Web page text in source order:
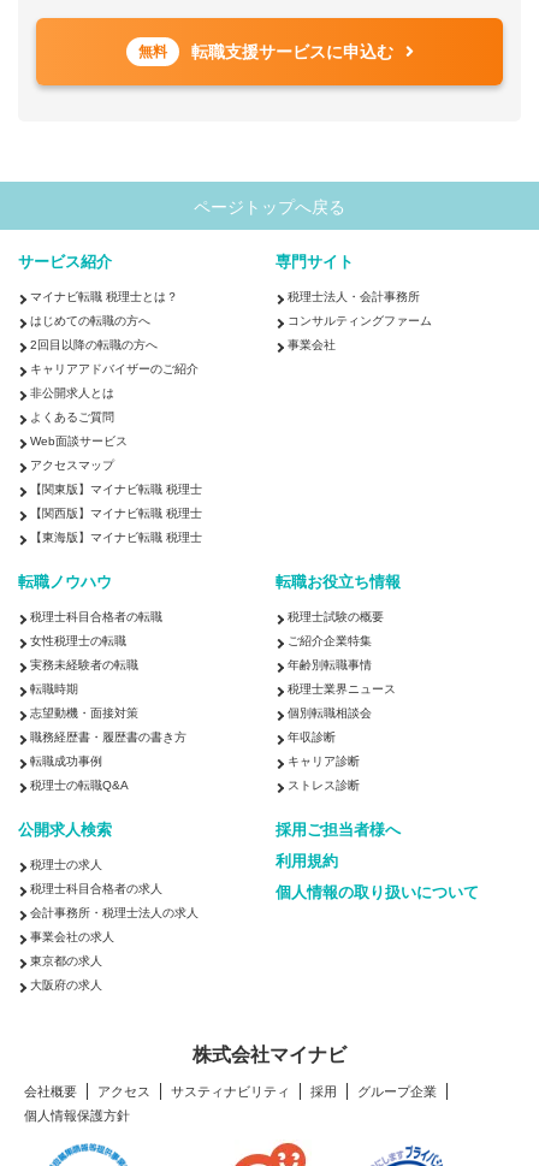
無料 転職支援サービスに申込む
ページトップへ戻る
サービス紹介
マイナビ転職 税理士とは？
はじめての転職の方へ
2回目以降の転職の方へ
キャリアアドバイザーのご紹介
非公開求人とは
よくあるご質問
Web面談サービス
アクセスマップ
【関東版】マイナビ転職 税理士
【関西版】マイナビ転職 税理士
【東海版】マイナビ転職 税理士
専門サイト
税理士法人・会計事務所
コンサルティングファーム
事業会社
転職ノウハウ
税理士科目合格者の転職
女性税理士の転職
実務未経験者の転職
転職時期
志望動機・面接対策
職務経歴書・履歴書の書き方
転職成功事例
税理士の転職Q&A
転職お役立ち情報
税理士試験の概要
ご紹介企業特集
年齢別転職事情
税理士業界ニュース
個別転職相談会
年収診断
キャリア診断
ストレス診断
公開求人検索
税理士の求人
税理士科目合格者の求人
会計事務所・税理士法人の求人
事業会社の求人
東京都の求人
大阪府の求人
採用ご担当者様へ
利用規約
個人情報の取り扱いについて
株式会社マイナビ
会社概要 アクセス サスティナビリティ 採用
グループ企業
個人情報保護方針